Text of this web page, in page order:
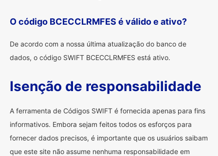
O código BCECCLRMFES é válido e ativo?
De acordo com a nossa última atualização do banco de
dados, o código SWIFT BCECCLRMFES está ativo.
Isenção de responsabilidade
A ferramenta de Códigos SWIFT é fornecida apenas para fins
informativos. Embora sejam feitos todos os esforços para
fornecer dados precisos, é importante que os usuários saibam
que este site não assume nenhuma responsabilidade em